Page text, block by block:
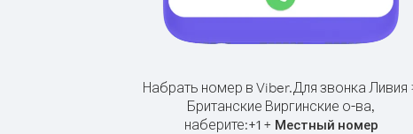
Набрать номер в Viber.Для звонка Ливия
Британские Виргинские о-ва,
наберите:+1+ Местный номер